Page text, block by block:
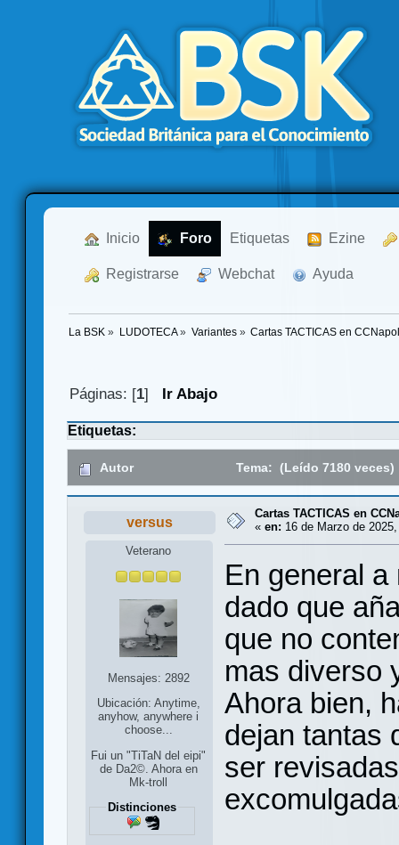
Inicio Foro Etiquetas Ezine
Registrarse Webchat Ayuda
La BSK » LUDOTECA» Variantes» Cartas TACTICAS en
Páginas: [1] Ir Abajo
Etiquetas:
Autor Tema: (Leído 7180 veces)
versus
Veterano
Mensajes: 2892
Ubicación: Anytime,
anyhow, anywhere i
choose...
Fui un "TiTaN del eipi"
de Da2©. Ahora en
Mk-troll
Distinciones
Cartas TACTICAS en
« en: 16 de Marzo de
En general
dado que
que no
mas diverso
Ahora bien,
dejan tantas
ser